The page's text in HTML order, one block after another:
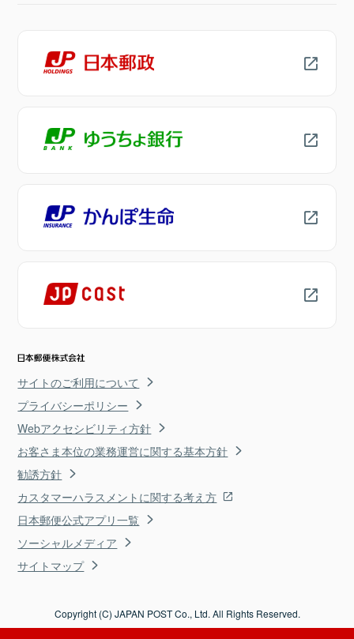
サイトのご利用について
プライバシーポリシー
Webアクセシビリティ方針
お客さま本位の業務運営に関する基本方針
勧誘方針
カスタマーハラスメントに関する考え方
日本郵便公式アプリ一覧
ソーシャルメディア
サイトマップ
Copyright (C) JAPAN POST Co., Ltd. All Rights Reserved.